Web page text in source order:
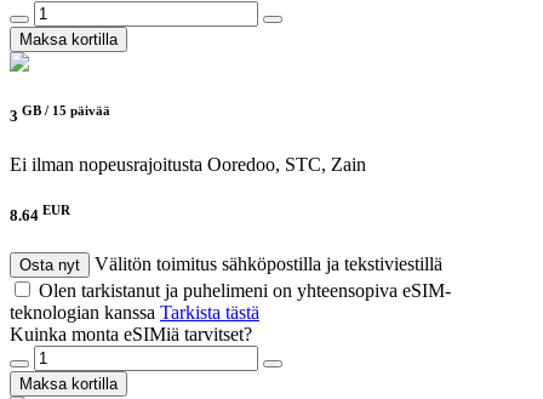
Maksa kortilla
3 GB / 15 päivää
Ei ilman nopeusrajoitusta Ooredoo, STC, Zain
8.64 EUR
Osta nyt
Välitön toimitus sähköpostilla ja tekstiviestillä
Olen tarkistanut ja puhelimeni on yhteensopiva eSIM-
teknologian kanssa Tarkista tästä
Kuinka monta eSIMiä tarvitset?
Maksa kortilla